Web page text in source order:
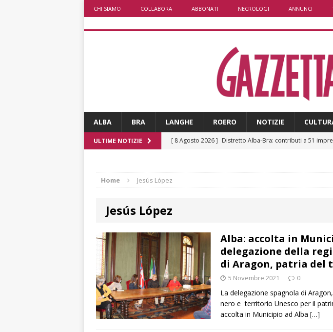
CHI SIAMO COLLABORA ABBONATI NECROLOGI ANNUNCI
ALBA BRA LANGHE ROERO NOTIZIE
ULTIME NOTIZIE [ 8 Agosto 2026 ] Distretto Alba-Bra: contributi a 51
CRONACA
non cancellano il problema politico
ALBA
[ 8 Agosto 2026 ]
L’Alba volley inizia la stagione del
visita al grattacielo della Regione
[ 8 Agosto 2026 ]
Da Cgil e Uil parte un esposto sul caso
[ 8 Agosto 2026 ]
Il temporale distrugge il maneggio di
Home Jesús López
Jesús López
Alba: accolta in
delegazione della
di Aragon, patria del
5 Novembre 2021 0
La delegazione spagnola di
nero e territorio Unesco per il
accolta in Municipio ad Alba […]